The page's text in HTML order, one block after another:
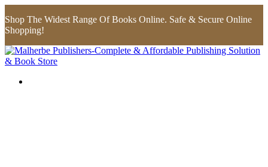
Shop The Widest Range Of Books Online. Safe & Secure Online
Shopping!